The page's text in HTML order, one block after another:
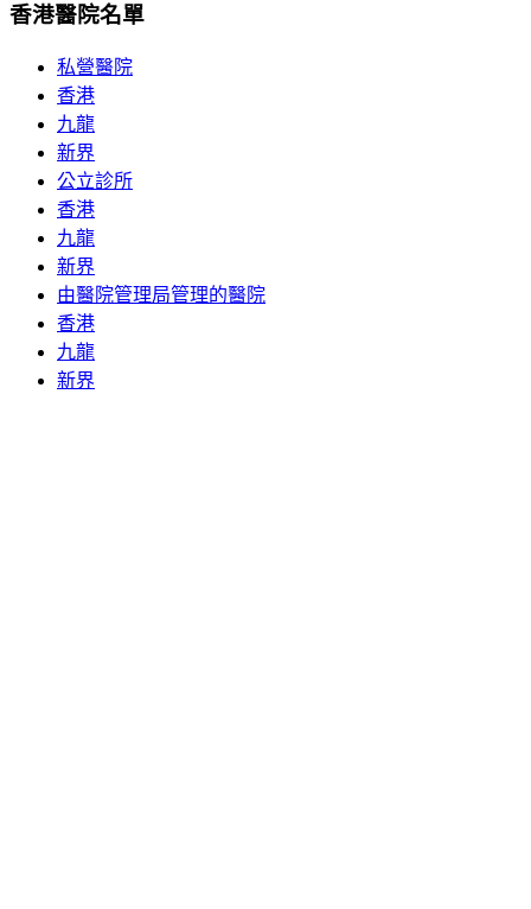
香港醫院名單
私營醫院
香港
九龍
新界
公立診所
香港
九龍
新界
由醫院管理局管理的醫院
香港
九龍
新界